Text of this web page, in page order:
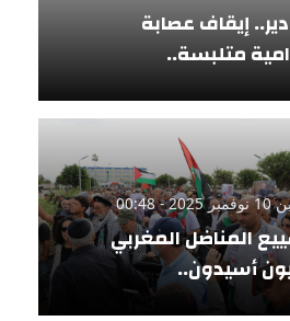
إيقاف عصابة
متلبسة..
- 00:48
المناضل المغربي
أسيدون..